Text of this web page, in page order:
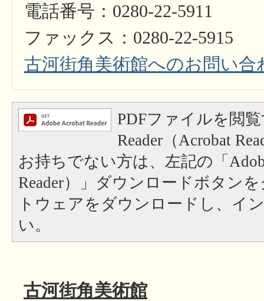
電話番号：0280-22-5911
ファックス：0280-22-5915
古河街角美術館へのお問い合
PDFファイルを閲
Reader（Acrobat
お持ちでない方は、左記の「
Reader）」ダウンロードボタン
トウェアをダウンロードし、イ
い。
古河街角美術館